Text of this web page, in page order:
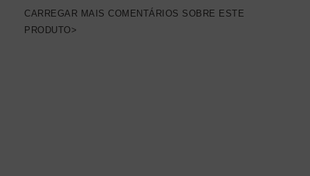
CARREGAR MAIS COMENTÁRIOS SOBRE ESTE
PRODUTO>